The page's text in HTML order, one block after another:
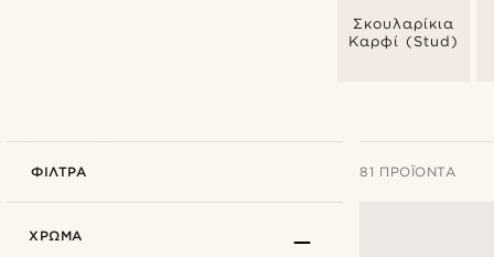
Σκουλαρίκια
Καρφί (Stud)
ΦΊΛΤΡΑ 81 ΠΡΟΪΌΝΤΑ
ΧΡΏΜΑ